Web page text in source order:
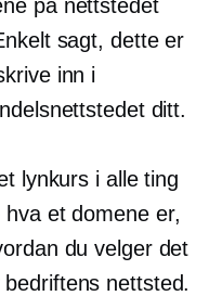
på nettstedet
sagt, dette er
inn i
ditt.
lynkurs i alle ting
et domene er,
du velger det
nettsted.